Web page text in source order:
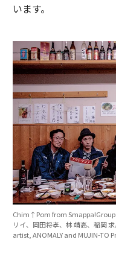
います。
Chim↑Pom from Smappa!Group
リイ、岡田将孝、林 靖高、稲岡
artist, ANOMALY and MUJIN-TO